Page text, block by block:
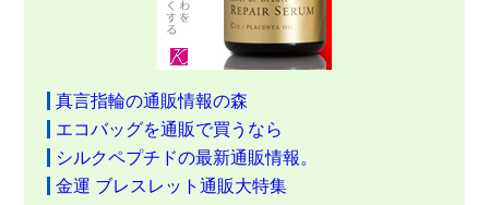
真言指輪の通販情報の森
エコバッグを通販で買うなら
シルクペプチドの最新通販情報。
金運 ブレスレット通販大特集